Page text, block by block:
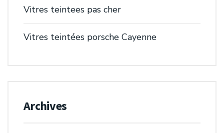
Vitres teintees pas cher
Vitres teintées porsche Cayenne
Archives